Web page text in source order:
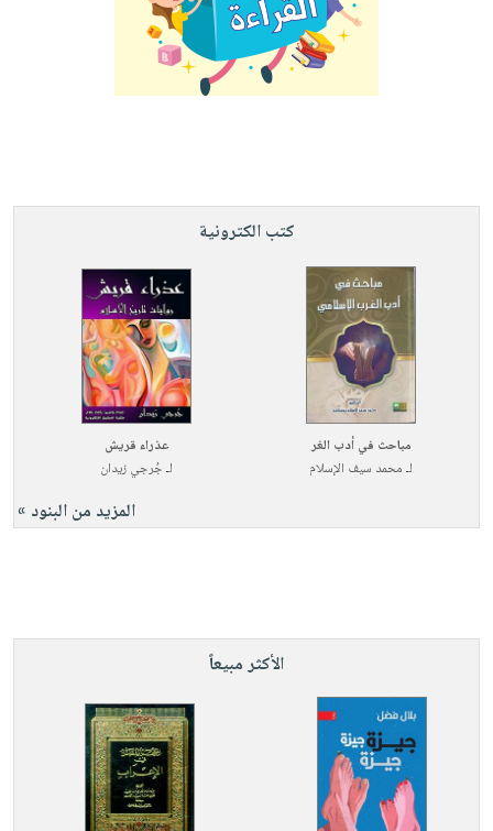
كتب الكترونية
مباحث في أدب الغر
لـمحمد سيف الإسلام
عذراء قريش
لـجُرجي زيدان
المزيد من البنود »
الأكثر مبيعاً